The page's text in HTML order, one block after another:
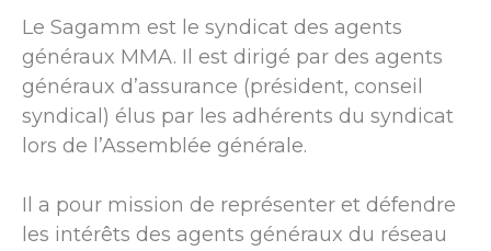
Le Sagamm est le syndicat des agents
généraux MMA. Il est dirigé par des agents
généraux d’assurance (président, conseil
syndical) élus par les adhérents du syndicat
lors de l’Assemblée générale.
Il a pour mission de représenter et défendre
les intérêts des agents généraux du réseau